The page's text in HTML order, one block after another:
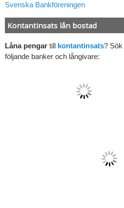
Svenska Bankföreningen
Kontantinsats lån bostad
Låna pengar till kontantinsats? Sök
följande banker och långivare: